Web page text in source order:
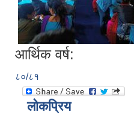
आर्थिक वर्ष:
८०/८१
लोकप्रिय